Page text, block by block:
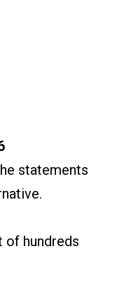
statements
of hundreds